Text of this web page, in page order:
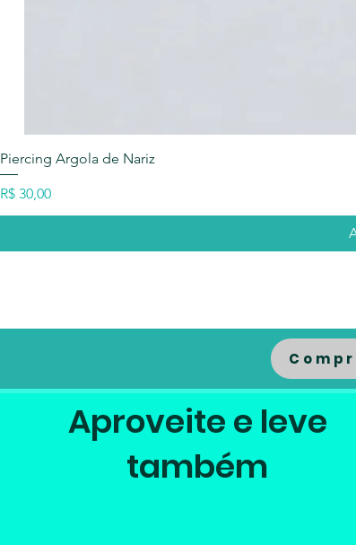
Piercing Argola de Nariz
Preço
R$ 30,00
Aproveite e leve
também